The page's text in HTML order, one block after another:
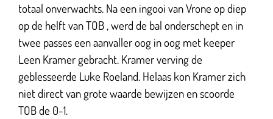
totaal onverwachts. Na een ingooi van Vrone op diep
op de helft van TOB , werd de bal onderschept en in
twee passes een aanvaller oog in oog met keeper
Leen Kramer gebracht. Kramer verving de
geblesseerde Luke Roeland. Helaas kon Kramer zich
niet direct van grote waarde bewijzen en scoorde
TOB de 0-1.